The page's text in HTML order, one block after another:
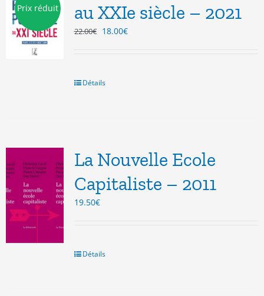
Prix réduit
au XXIe siècle – 2021
22.00€ Le
22.00€.
18.00€Le
Détails
La Nouvelle Ecole
Capitaliste – 2011
19.50€
Détails